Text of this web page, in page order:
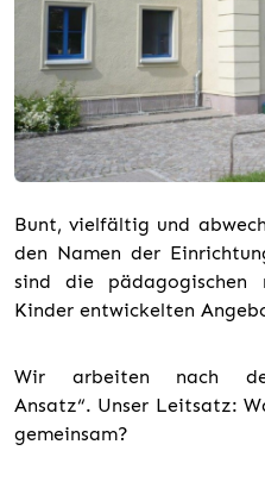
Bunt, vielfältig und
den Namen der
sind die pädagogischen
Kinder entwickelten
Wir arbeiten nach
Ansatz“. Unser Leitsatz:
gemeinsam?